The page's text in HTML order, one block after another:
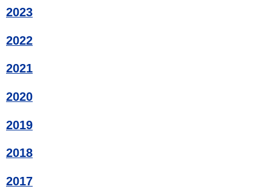
2023
2022
2021
2020
2019
2018
2017